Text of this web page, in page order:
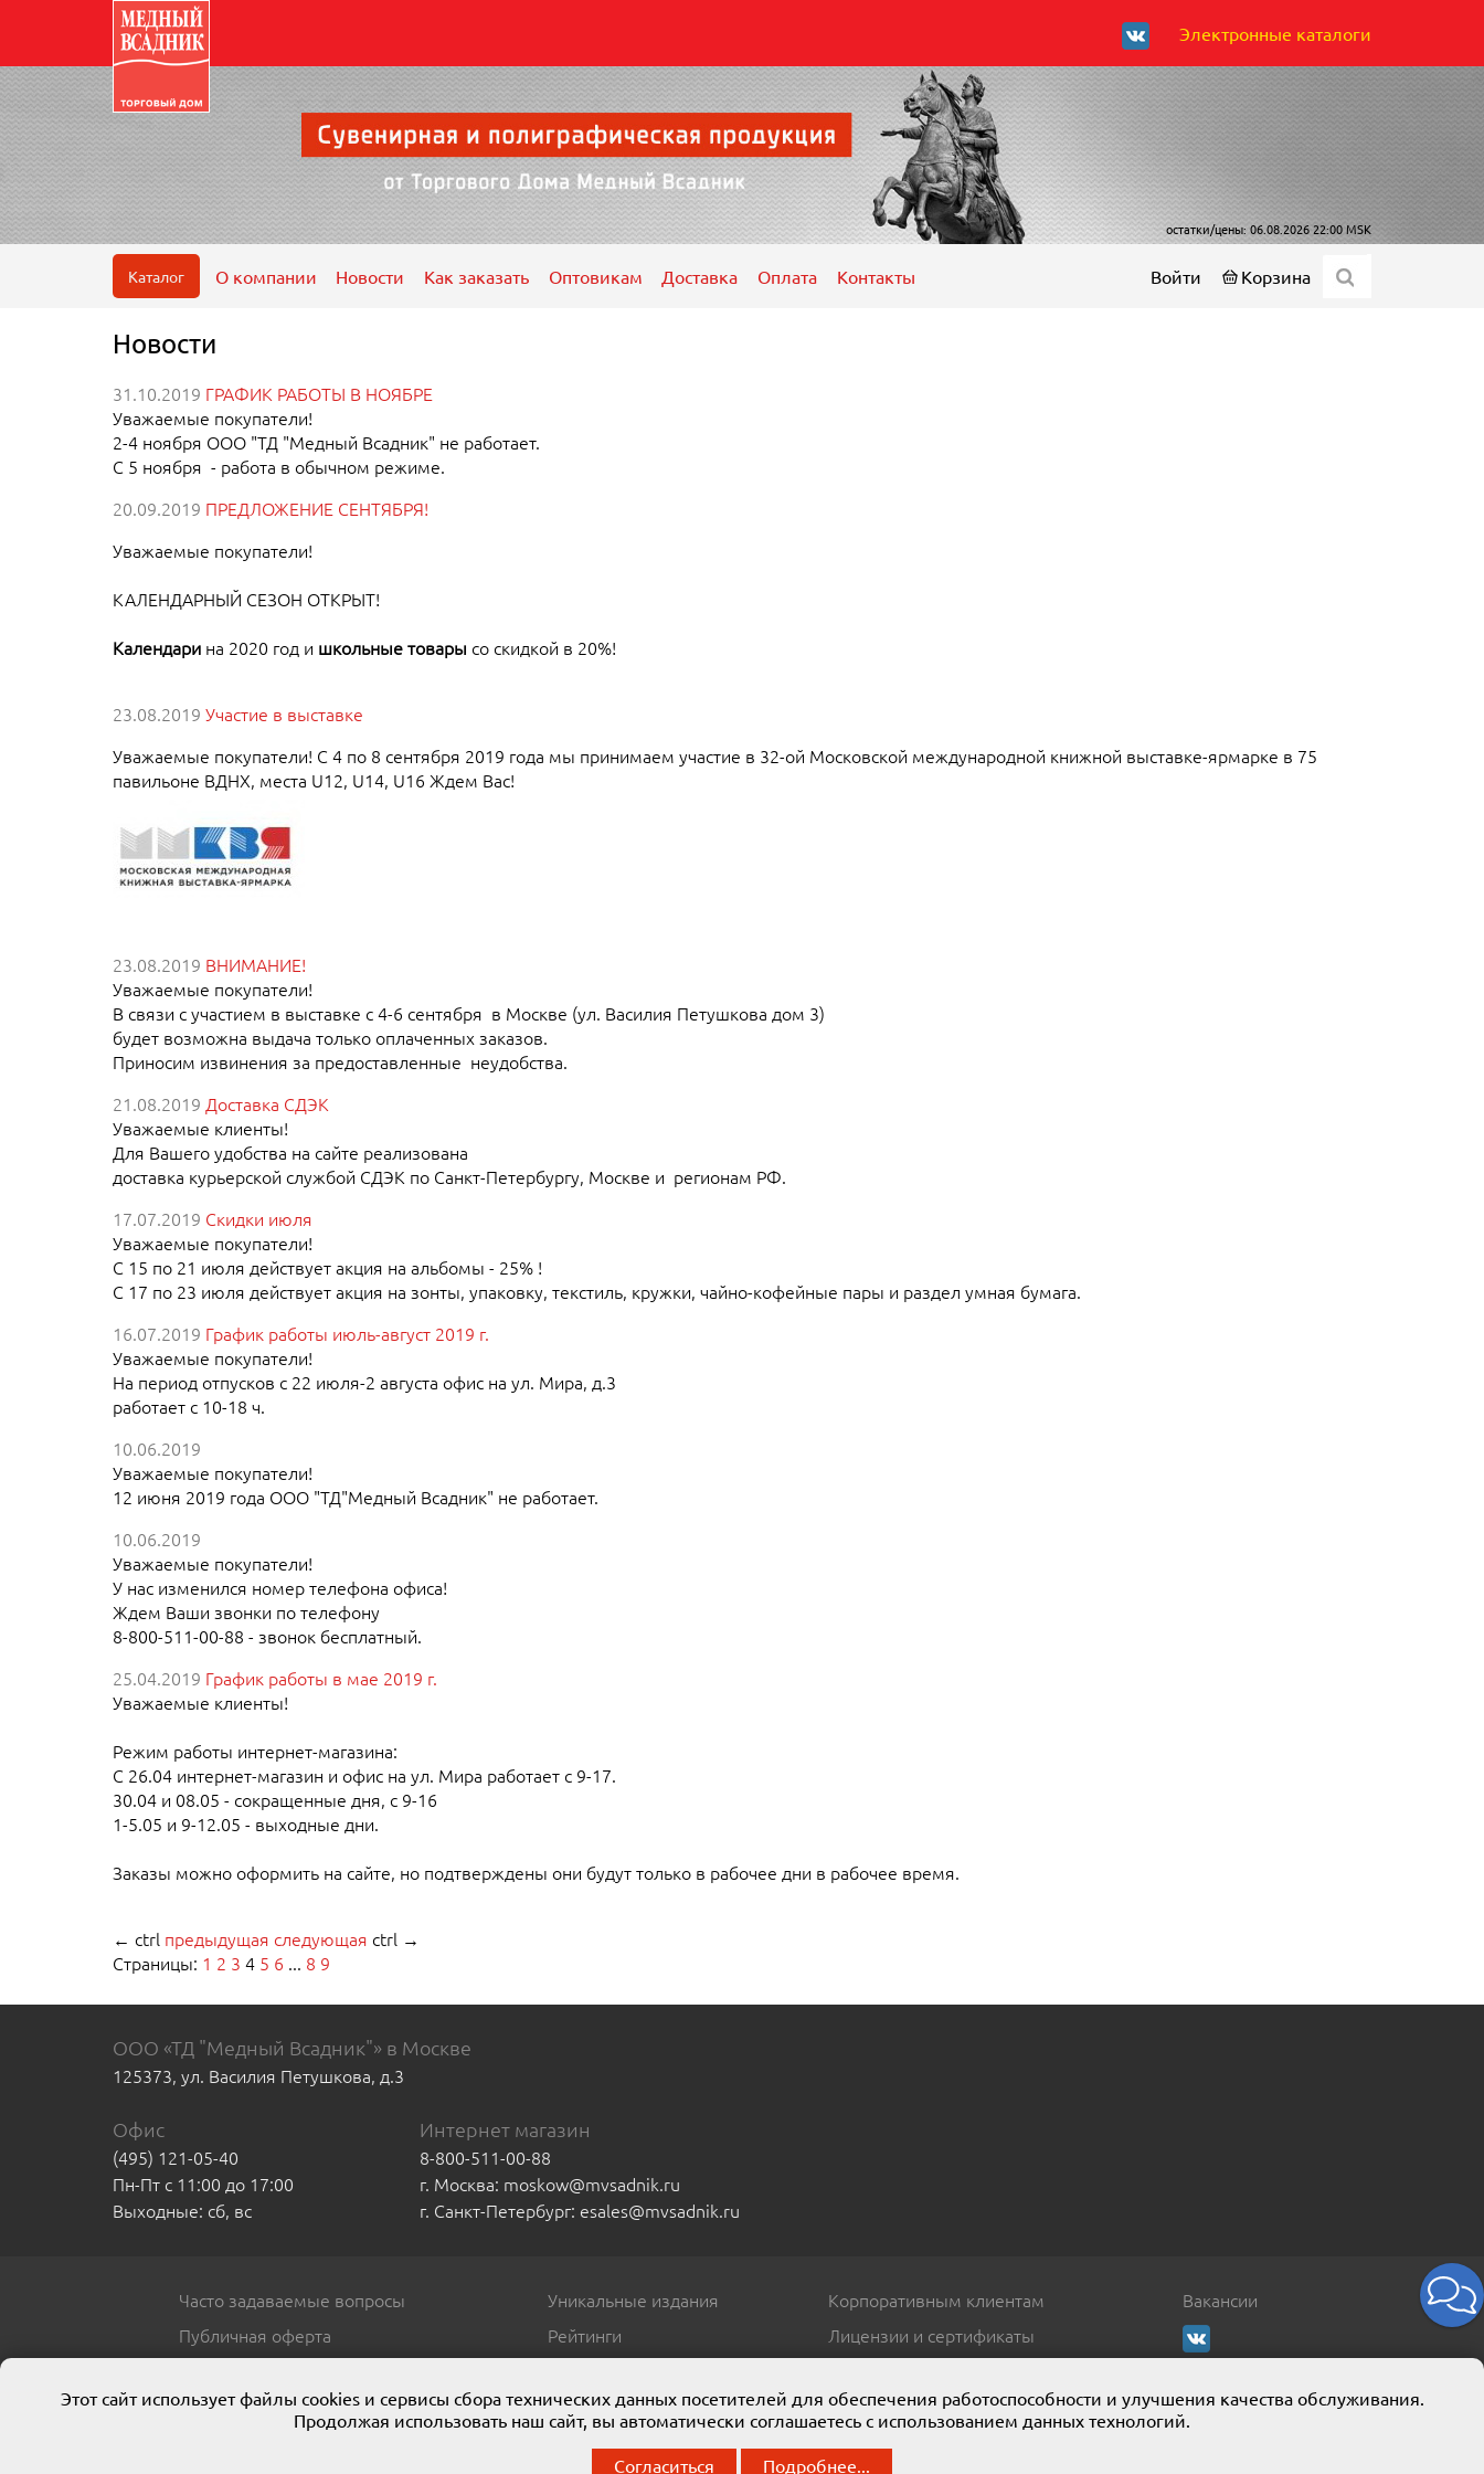
Электронные каталоги
остатки/цены: 06.08.2026 22:00 MSK
Войти Корзина
Каталог О компании Новости Как заказать Оптовикам Доставка Оплата Контакты
Новости
31.10.2019 ГРАФИК РАБОТЫ В НОЯБРЕ
Уважаемые покупатели!
2-4 ноября ООО "ТД "Медный Всадник" не работает.
С 5 ноября - работа в обычном режиме.
20.09.2019 ПРЕДЛОЖЕНИЕ СЕНТЯБРЯ!
Уважаемые покупатели!
КАЛЕНДАРНЫЙ СЕЗОН ОТКРЫТ!
Календари на 2020 год и школьные товары со скидкой в 20%!
23.08.2019 Участие в выставке
Уважаемые покупатели! С 4 по 8 сентября 2019 года мы принимаем участие в 32-ой Московской международной книжной выставке-ярмарке в 75
павильоне ВДНХ, места U12, U14, U16 Ждем Вас!
23.08.2019 ВНИМАНИЕ!
Уважаемые покупатели!
В связи с участием в выставке с 4-6 сентября в Москве (ул. Василия Петушкова дом 3)
будет возможна выдача только оплаченных заказов.
Приносим извинения за предоставленные неудобства.
21.08.2019 Доставка СДЭК
Уважаемые клиенты!
Для Вашего удобства на сайте реализована
доставка курьерской службой СДЭК по Санкт-Петербургу, Москве и регионам РФ.
17.07.2019 Скидки июля
Уважаемые покупатели!
С 15 по 21 июля действует акция на альбомы - 25% !
С 17 по 23 июля действует акция на зонты, упаковку, текстиль, кружки, чайно-кофейные пары и раздел умная бумага.
16.07.2019 График работы июль-август 2019 г.
Уважаемые покупатели!
На период отпусков с 22 июля-2 августа офис на ул. Мира, д.3
работает с 10-18 ч.
10.06.2019
Уважаемые покупатели!
12 июня 2019 года ООО "ТД"Медный Всадник" не работает.
10.06.2019
Уважаемые покупатели!
У нас изменился номер телефона офиса!
Ждем Ваши звонки по телефону
8-800-511-00-88 - звонок бесплатный.
25.04.2019 График работы в мае 2019 г.
Уважаемые клиенты!
Режим работы интернет-магазина:
С 26.04 интернет-магазин и офис на ул. Мира работает с 9-17.
30.04 и 08.05 - сокращенные дня, с 9-16
1-5.05 и 9-12.05 - выходные дни.
Заказы можно оформить на сайте, но подтверждены они будут только в рабочее дни в рабочее время.
← ctrl предыдущая следующая ctrl →
Страницы: 1 2 3 4 5 6 ... 8 9
ООО «ТД "Медный Всадник"» в Москве
125373, ул. Василия Петушкова, д.3
Офис
(495) 121-05-40
Пн-Пт с 11:00 до 17:00
Выходные: сб, вс
Интернет магазин
8-800-511-00-88
г. Москва: moskow@mvsadnik.ru
г. Санкт-Петербург: esales@mvsadnik.ru
Часто задаваемые вопросы
Публичная оферта
Уникальные издания
Рейтинги
Корпоративным клиентам
Лицензии и сертификаты
Вакансии
© 2013 ООО ТД «Медный всадник». Мы представляем широчайший ассортимент полиграфической продукции собственного производства.
Этот сайт использует файлы cookies и сервисы сбора технических данных посетителей для обеспечения работоспособности и улучшения качества обслуживания.
Продолжая использовать наш сайт, вы автоматически соглашаетесь с использованием данных технологий.
Согласиться Подробнее...